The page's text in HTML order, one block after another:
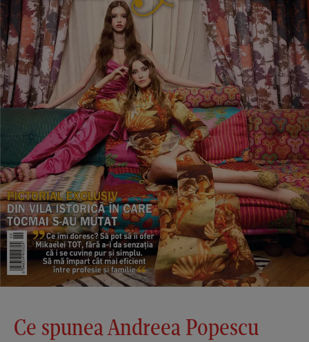
Ce spunea Andreea Popescu